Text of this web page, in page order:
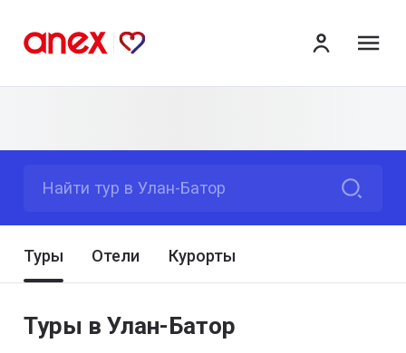
Найти тур в Улан-Батор
Туры Отели Курорты
Туры в Улан-Батор